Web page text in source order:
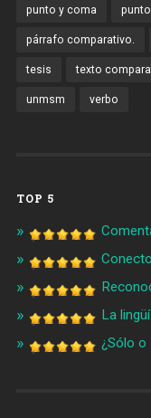
punto y coma
párrafo comparativo.
tesis texto
unmsm verbo
TOP 5
La
¿Sólo o